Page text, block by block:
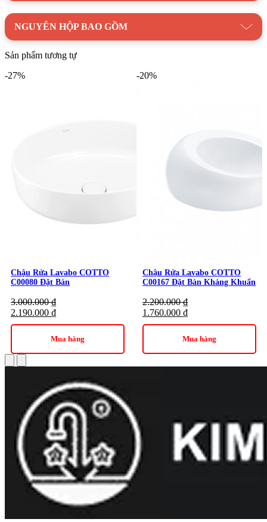
NGUYÊN HỘP BAO GỒM
Sản phẩm tương tự
-27%
Chậu Rửa Lavabo COTTO
C00080 Đặt Bàn
3.000.000₫
2.190.000 ₫
Mua hàng
-20%
Chậu Rửa Lavabo COTTO
C00167 Đặt Bàn Kháng Khuẩn
2.200.000₫
1.760.000 ₫
Mua hàng